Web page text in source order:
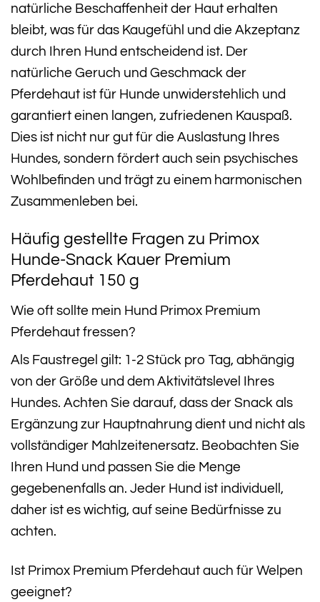
natürliche Beschaffenheit der Haut erhalten
bleibt, was für das Kaugefühl und die Akzeptanz
durch Ihren Hund entscheidend ist. Der
natürliche Geruch und Geschmack der
Pferdehaut ist für Hunde unwiderstehlich und
garantiert einen langen, zufriedenen Kauspaß.
Dies ist nicht nur gut für die Auslastung Ihres
Hundes, sondern fördert auch sein psychisches
Wohlbefinden und trägt zu einem harmonischen
Zusammenleben bei.
Häufig gestellte Fragen zu Primox
Hunde-Snack Kauer Premium
Pferdehaut 150 g
Wie oft sollte mein Hund Primox Premium
Pferdehaut fressen?
Als Faustregel gilt: 1-2 Stück pro Tag, abhängig
von der Größe und dem Aktivitätslevel Ihres
Hundes. Achten Sie darauf, dass der Snack als
Ergänzung zur Hauptnahrung dient und nicht als
vollständiger Mahlzeitenersatz. Beobachten Sie
Ihren Hund und passen Sie die Menge
gegebenenfalls an. Jeder Hund ist individuell,
daher ist es wichtig, auf seine Bedürfnisse zu
achten.
Ist Primox Premium Pferdehaut auch für Welpen
geeignet?